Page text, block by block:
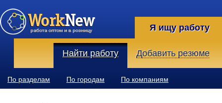
Я ищу работу
Найти работу Добавить резюме
По разделам По городам По компаниям